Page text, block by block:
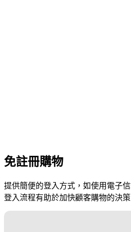
免註冊購物
提供簡便的登入方式，如使用電子
登入流程有助於加快顧客購物的決策